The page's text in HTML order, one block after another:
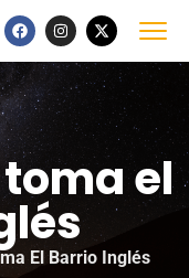
el
El Barrio Inglés